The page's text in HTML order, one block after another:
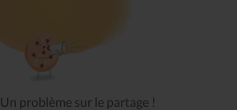
Un problème sur le partage !